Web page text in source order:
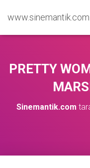
www.sinemantik.com
PRETTY
Sinemantik.com